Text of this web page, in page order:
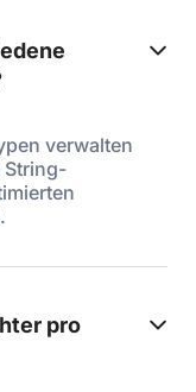
verwalten
String-
pro